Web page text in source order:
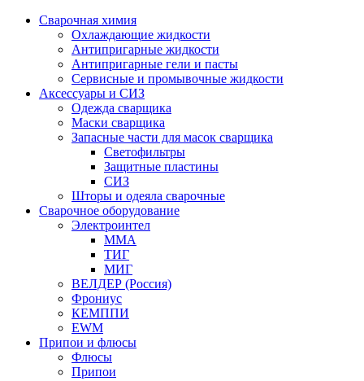
Сварочная химия
Охлаждающие жидкости
Антипригарные жидкости
Антипригарные гели и пасты
Сервисные и промывочные жидкости
Аксессуары и СИЗ
Одежда сварщика
Маски сварщика
Запасные части для масок сварщика
Светофильтры
Защитные пластины
СИЗ
Шторы и одеяла сварочные
Сварочное оборудование
Электроинтел
ММА
ТИГ
МИГ
ВЕЛДЕР (Россия)
Фрониус
КЕМППИ
EWM
Припои и флюсы
Флюсы
Припои